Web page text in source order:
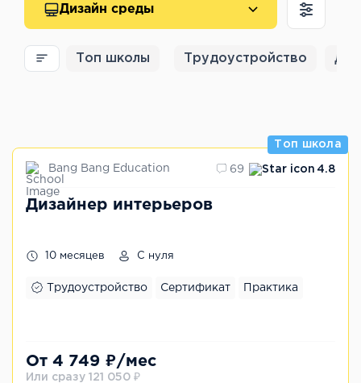
Дизайн среды
Топ школы Трудоустройство
Топ школа
Bang Bang Education 69 4.8
Дизайнер интерьеров
10 месяцев С нуля
Трудоустройство Сертификат Практика
От 4 749 ₽/мес
Или сразу 121 050 ₽